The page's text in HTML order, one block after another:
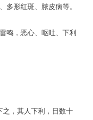
多形红斑、脓皮病等。
鸣，恶心、呕吐、下利
之，其人下利，日数十